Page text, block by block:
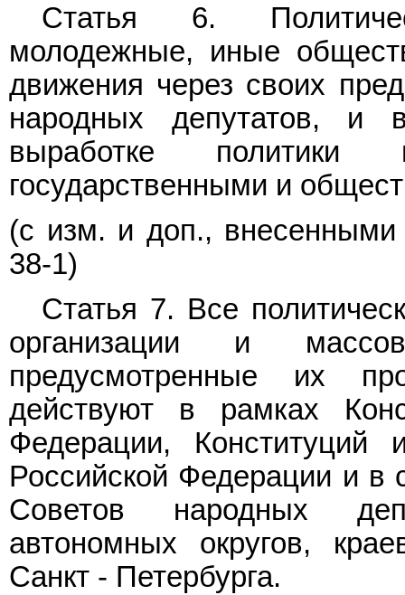
Статья 6.
молодежные, иные
движения через своих
народных депутатов, и
выработке политики
государственными и
(с изм. и доп.,
38-1)
Статья 7. Все
организации и
предусмотренные их
действуют в рамках
Федерации, Конституций
Российской Федерации и в
Советов народных
автономных округов,
Санкт - Петербурга.